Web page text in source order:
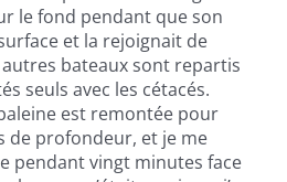
le fond pendant que son
et la rejoignait de
bateaux sont repartis
seuls avec les cétacés.
est remontée pour
de profondeur, et je me
pendant vingt minutes face